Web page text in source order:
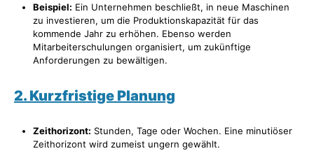
Beispiel: Ein Unternehmen beschließt, in neue Maschinen
zu investieren, um die Produktionskapazität für das
kommende Jahr zu erhöhen. Ebenso werden
Mitarbeiterschulungen organisiert, um zukünftige
Anforderungen zu bewältigen.
2. Kurzfristige Planung
Zeithorizont: Stunden, Tage oder Wochen. Eine minutiöser
Zeithorizont wird zumeist ungern gewählt.